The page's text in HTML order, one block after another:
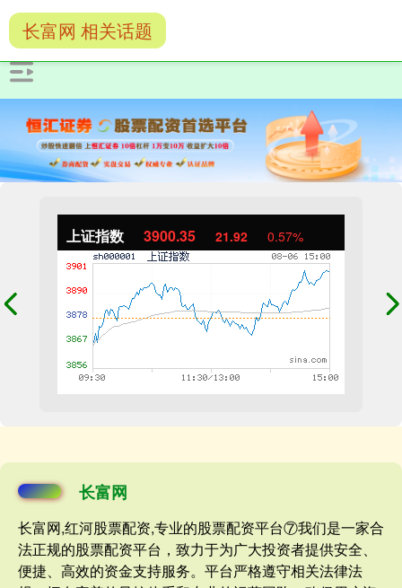
上证指数 3900.35 21.92 0.57%
长富网
长富网,红河股票配资,专业的股票配资平台⑦我们是一家合
法正规的股票配资平台，致力于为广大投资者提供安全、
便捷、高效的资金支持服务。平台严格遵守相关法律法
长富网 相关话题